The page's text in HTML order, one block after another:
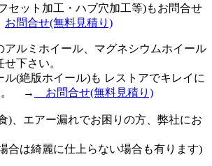
セット加工・ハブ穴加工等)もお問合せ
お問合せ(無料見積り)
アルミホイール、マグネシウムホイール
下さい。
ル(絶版ホイール)も レストアでキレイに
。 →
お問合せ(無料見積り)
)、エアー漏れでお困りの方、弊社にお
合は綺麗に仕上らない場合も有ります)